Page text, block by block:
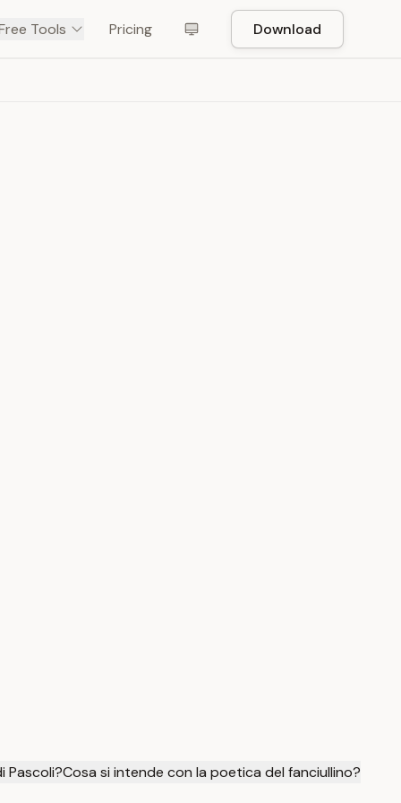
Tools Pricing Download
Pascoli?Cosa si intende con la poetica del fanciullino?